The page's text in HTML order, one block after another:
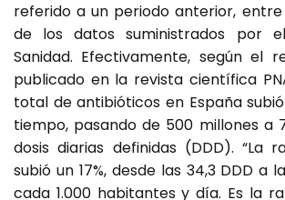
referido a un periodo anterior, entre
de los datos suministrados por
Sanidad. Efectivamente, según el
publicado en la revista científica
total de antibióticos en España
tiempo, pasando de 500 millones a
dosis diarias definidas (DDD). “La
subió un 17%, desde las 34,3 DDD a
cada 1.000 habitantes y día. Es la